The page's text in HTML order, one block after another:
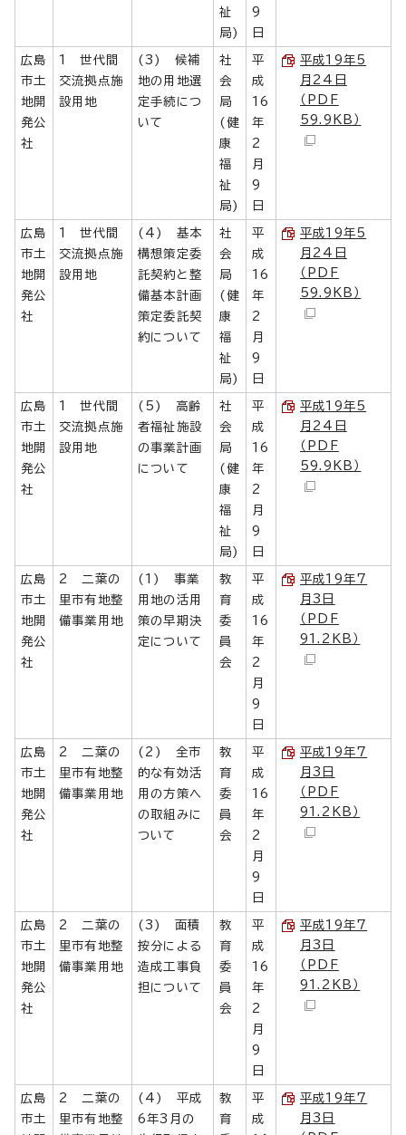
祉
局)
9
日
広島
市土
地開
発公
社
1 世代間
交流拠点施
設用地
(3) 候補
地の用地選
定手続につ
いて
社
会
局
(健
康
福
祉
局)
平
成
16
年
2
月
9
日
平成19年5
月24日
（PDF
59.9KB）
広島
市土
地開
発公
社
1 世代間
交流拠点施
設用地
(4) 基本
構想策定委
託契約と整
備基本計画
策定委託契
約について
社
会
局
(健
康
福
祉
局)
平
成
16
年
2
月
9
日
平成19年5
月24日
（PDF
59.9KB）
広島
市土
地開
発公
社
1 世代間
交流拠点施
設用地
(5) 高齢
者福祉施設
の事業計画
について
社
会
局
(健
康
福
祉
局)
平
成
16
年
2
月
9
日
平成19年5
月24日
（PDF
59.9KB）
広島
市土
地開
発公
社
2 二葉の
里市有地整
備事業用地
(1) 事業
用地の活用
策の早期決
定について
教
育
委
員
会
平
成
16
年
2
月
9
日
平成19年7
月3日
（PDF
91.2KB）
広島
市土
地開
発公
社
2 二葉の
里市有地整
備事業用地
(2) 全市
的な有効活
用の方策へ
の取組みに
ついて
教
育
委
員
会
平
成
16
年
2
月
9
日
平成19年7
月3日
（PDF
91.2KB）
広島
市土
地開
発公
社
2 二葉の
里市有地整
備事業用地
(3) 面積
按分による
造成工事負
担について
教
育
委
員
会
平
成
16
年
2
月
9
日
平成19年7
月3日
（PDF
91.2KB）
広島
市土
2 二葉の
里市有地整
(4) 平成
6年3月の
教
育
平
成
平成19年7
月3日